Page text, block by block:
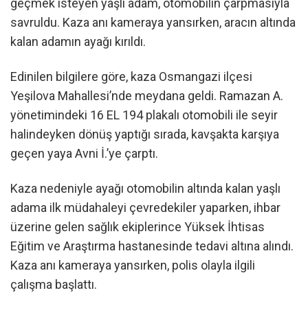
savruldu. Kaza anı kameraya yansırken, aracın altında
kalan adamın ayağı kırıldı.
Edinilen bilgilere göre, kaza Osmangazi ilçesi
Yeşilova Mahallesi’nde meydana geldi. Ramazan A.
yönetimindeki 16 EL 194 plakalı otomobili ile seyir
halindeyken dönüş yaptığı sırada, kavşakta karşıya
geçen yaya Avni İ.’ye çarptı.
Kaza nedeniyle ayağı otomobilin altında kalan yaşlı
adama ilk müdahaleyi çevredekiler yaparken, ihbar
üzerine gelen sağlık ekiplerince Yüksek İhtisas
Eğitim ve Araştırma hastanesinde tedavi altına alındı.
Kaza anı kameraya yansırken, polis olayla ilgili
çalışma başlattı.